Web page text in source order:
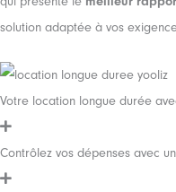
solution adaptée à vos
Votre location longue durée
Contrôlez vos dépenses avec